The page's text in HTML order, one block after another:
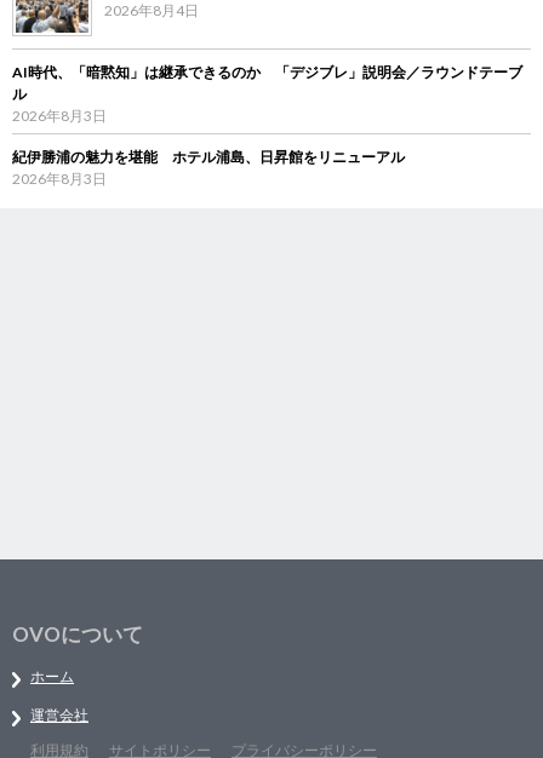
2026年8月4日
AI時代、「暗黙知」は継承できるのか 「デジブレ」説明会／ラウンドテーブ
ル
2026年8月3日
紀伊勝浦の魅力を堪能 ホテル浦島、日昇館をリニューアル
2026年8月3日
OVOについて
ホーム
運営会社
利用規約
サイトポリシー プライバシーポリシー